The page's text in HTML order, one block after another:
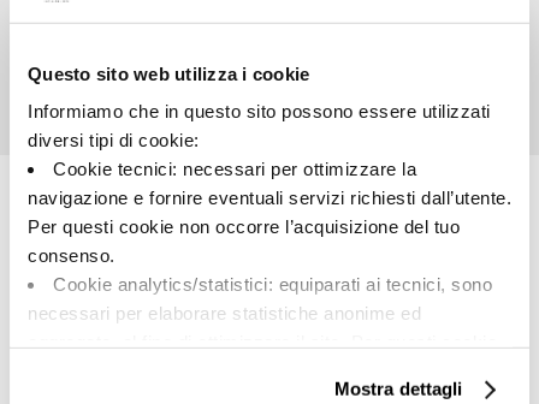
Questo sito web utilizza i cookie
Informiamo che in questo sito possono essere utilizzati
diversi tipi di cookie:
Cookie tecnici: necessari per ottimizzare la
navigazione e fornire eventuali servizi richiesti dall’utente.
Per questi cookie non occorre l’acquisizione del tuo
consenso.
Cookie analytics/statistici: equiparati ai tecnici, sono
necessari per elaborare statistiche anonime ed
Cookie di profilazione/marketing: sono utilizzati, solo
Mostra dettagli
Share: